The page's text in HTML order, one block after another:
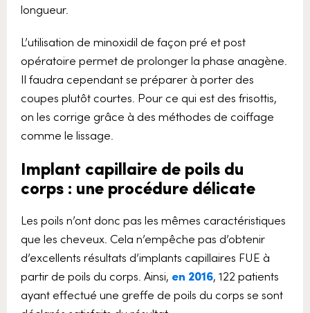
longueur.
L’utilisation de minoxidil de façon pré et post
opératoire permet de prolonger la phase anagène.
Il faudra cependant se préparer à porter des
coupes plutôt courtes. Pour ce qui est des frisottis,
on les corrige grâce à des méthodes de coiffage
comme le lissage.
Implant capillaire de poils du
corps : une procédure délicate
Les poils n’ont donc pas les mêmes caractéristiques
que les cheveux. Cela n’empêche pas d’obtenir
d’excellents résultats d’implants capillaires FUE à
partir de poils du corps. Ainsi, en 2016, 122 patients
ayant effectué une greffe de poils du corps se sont